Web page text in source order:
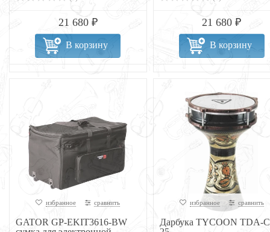
21 680 ₽
В корзину
21 680 ₽
В корзину
избранное сравнить
GATOR GP-EKIT3616-BW
избранное сравнить
Дарбука TYCOON TDA-